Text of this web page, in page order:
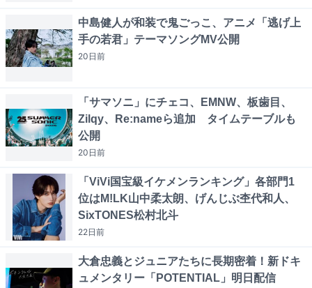
中島健人が和装で鬼ごっこ、アニメ「逃げ上
手の若君」テーマソングMV公開
20日前
「サマソニ」にチェコ、EMNW、板歯目、
Zilqy、Re:nameら追加 タイムテーブルも
公開
20日前
「ViVi国宝級イケメンランキング」各部門1
位はM!LK山中柔太朗、げんじぶ杢代和人、
SixTONES松村北斗
22日前
大倉忠義とジュニアたちに長期密着！新ドキ
ュメンタリー「POTENTIAL」明日配信